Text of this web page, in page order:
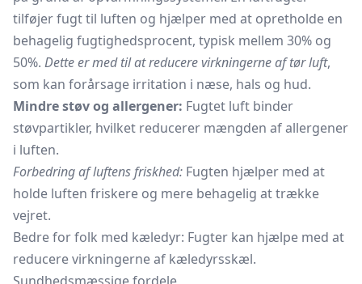
tilføjer fugt til luften og hjælper med at opretholde en
behagelig fugtighedsprocent, typisk mellem 30% og
50%. Dette er med til at reducere virkningerne af tør luft,
som kan forårsage irritation i næse, hals og hud.
Mindre støv og allergener: Fugtet luft binder
støvpartikler, hvilket reducerer mængden af allergener
i luften.
Forbedring af luftens friskhed: Fugten hjælper med at
holde luften friskere og mere behagelig at trække
vejret.
Bedre for folk med kæledyr: Fugter kan hjælpe med at
reducere virkningerne af kæledyrsskæl.